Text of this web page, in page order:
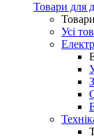
Товари для
Усі